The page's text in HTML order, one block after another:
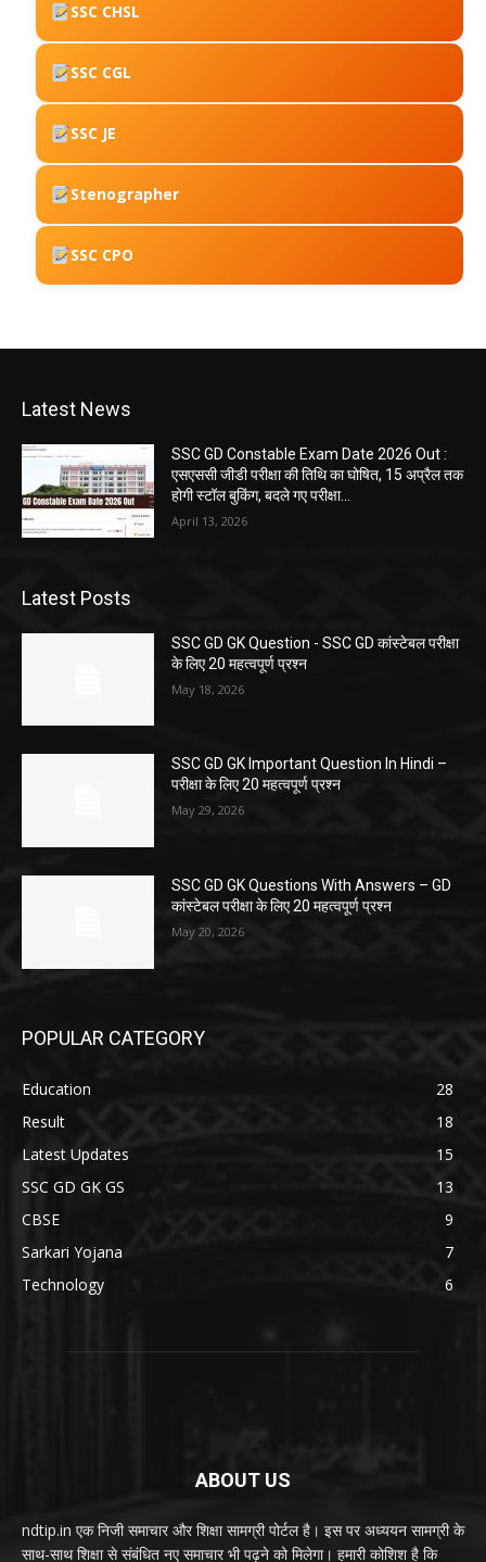
SSC CHSL
SSC CGL
SSC JE
Stenographer
SSC CPO
Latest News
SSC GD Constable Exam Date 2026 Out :
एसएससी जीडी परीक्षा की तिथि का घोषित, 15 अप्रैल तक
होगी स्टॉल बुकिंग, बदले गए परीक्षा...
April 13, 2026
Latest Posts
SSC GD GK Question ​- SSC GD कांस्टेबल परीक्षा
के लिए 20 महत्वपूर्ण प्रश्न
May 18, 2026
SSC GD GK Important Question In Hindi –
परीक्षा के लिए 20 महत्वपूर्ण प्रश्न
May 29, 2026
SSC GD GK Questions With Answers – GD
कांस्टेबल परीक्षा के लिए 20 महत्वपूर्ण प्रश्न
May 20, 2026
POPULAR CATEGORY
Education
28
Result
18
Latest Updates
15
SSC GD GK GS
13
CBSE
9
Sarkari Yojana
7
Technology
6
ABOUT US
ndtip.in एक निजी समाचार और शिक्षा सामग्री पोर्टल है। इस पर अध्ययन सामग्री के
साथ-साथ शिक्षा से संबंधित नए समाचार भी पढ़ने को मिलेगा। हमारी कोशिश है कि